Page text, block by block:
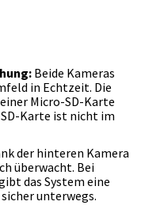
Beide Kameras
in Echtzeit. Die
Micro-SD-Karte
Karte ist nicht im
der hinteren Kamera
überwacht. Bei
das System eine
unterwegs.